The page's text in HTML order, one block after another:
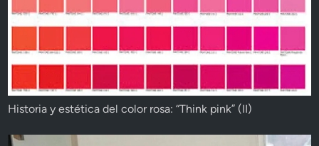
Historia y estética del color rosa: “Think pink” (II)